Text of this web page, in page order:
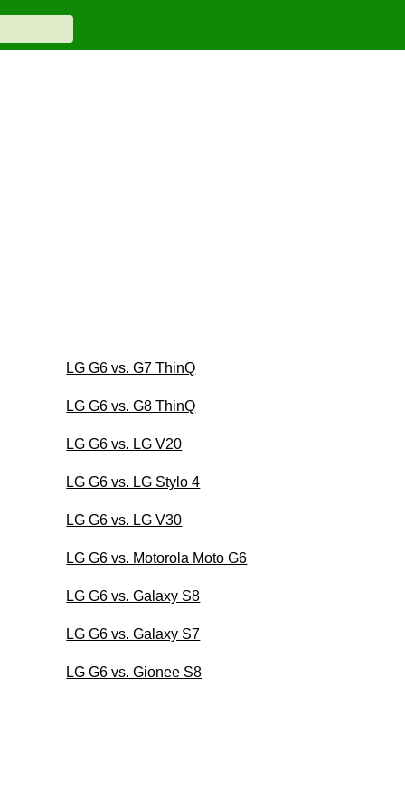
LG G6 vs. G7 ThinQ
LG G6 vs. G8 ThinQ
LG G6 vs. LG V20
LG G6 vs. LG Stylo 4
LG G6 vs. LG V30
LG G6 vs. Motorola Moto G6
LG G6 vs. Galaxy S8
LG G6 vs. Galaxy S7
LG G6 vs. Gionee S8